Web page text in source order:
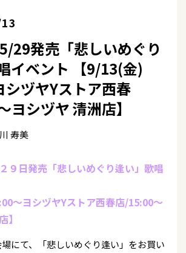
29発売「悲しいめぐり
イベント 【9/13(金)
ヅヤYストア西春
シヅヤ 清洲店】
寿美
９日発売「悲しいめぐり逢い」歌唱
～ヨシヅヤYストア西春店/15:00～
】
にて、「悲しいめぐり逢い」をお買い